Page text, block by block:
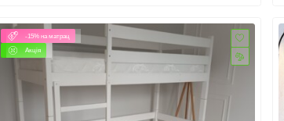
-15% на матрац
Акція